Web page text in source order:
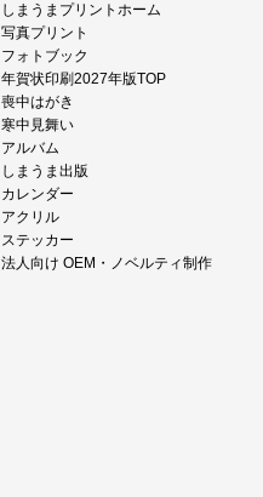
しまうまプリントホーム
写真プリント
フォトブック
年賀状印刷2027年版TOP
喪中はがき
寒中見舞い
アルバム
しまうま出版
カレンダー
アクリル
ステッカー
法人向け OEM・ノベルティ制作